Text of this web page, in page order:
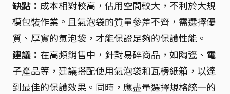
缺點： 成本相對較高，佔用空間較大，不利於大規
模包裝作業。且氣泡袋的質量參差不齊，需選擇優
質、厚實的氣泡袋，才能保證足夠的保護性能。
建議： 在高頻銷售中，針對易碎商品，如陶瓷、電
子產品等，建議搭配使用氣泡袋和瓦楞紙箱，以達
到最佳的保護效果。同時，應盡量選擇規格統一的